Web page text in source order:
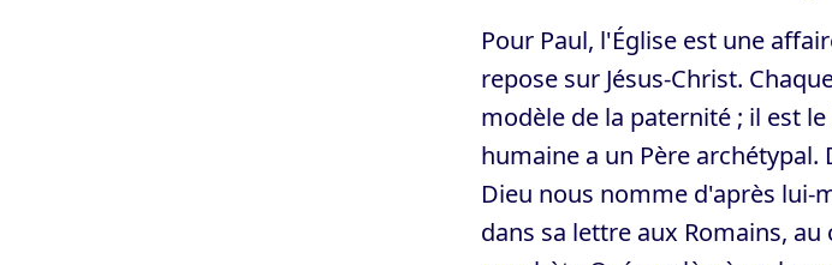
Pour Paul, l'Église est une
repose sur Jésus-Christ.
modèle de la paternité ; il est
humaine a un Père
Dieu nous nomme d'après lui-
dans sa lettre aux Romains,